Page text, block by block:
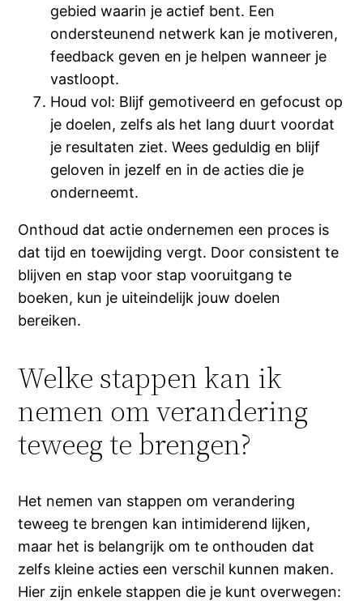
gebied waarin je actief bent. Een
ondersteunend netwerk kan je motiveren,
feedback geven en je helpen wanneer je
vastloopt.
Houd vol: Blijf gemotiveerd en gefocust op
je doelen, zelfs als het lang duurt voordat
je resultaten ziet. Wees geduldig en blijf
geloven in jezelf en in de acties die je
onderneemt.
Onthoud dat actie ondernemen een proces is
dat tijd en toewijding vergt. Door consistent te
blijven en stap voor stap vooruitgang te
boeken, kun je uiteindelijk jouw doelen
bereiken.
Welke stappen kan ik
nemen om verandering
teweeg te brengen?
Het nemen van stappen om verandering
teweeg te brengen kan intimiderend lijken,
maar het is belangrijk om te onthouden dat
zelfs kleine acties een verschil kunnen maken.
Hier zijn enkele stappen die je kunt overwegen: